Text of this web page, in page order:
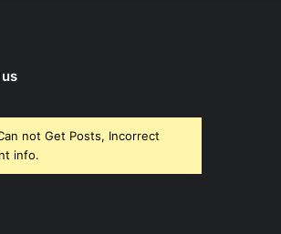
not Get Posts, Incorrect
info.